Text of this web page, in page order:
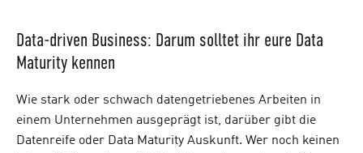
Data-driven Business: Darum solltet ihr eure Data
Maturity kennen
Wie stark oder schwach datengetriebenes Arbeiten in
einem Unternehmen ausgeprägt ist, darüber gibt die
Datenreife oder Data Maturity Auskunft. Wer noch keinen